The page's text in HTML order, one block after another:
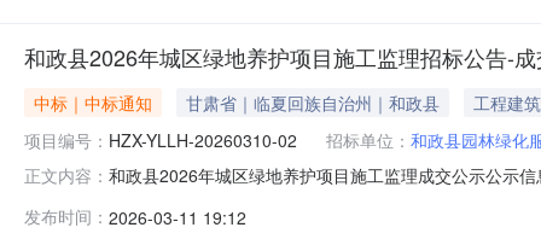
和政县2026年城区绿地养护项目施工监理招标公告-
中标｜中标通知 甘肃省｜临夏回族自治州｜和政县
工程建筑
项目编号： HZX-YLLH-20260310-02 招标单位： 和政县园林绿化
正文内容： 和政县2026年城区绿地养护项目施工监理成交公示公示
001HZX-YLLH-20260310-02服务-监理77100.0(元)甘肃
发布时间： 2026-03-11 19:12